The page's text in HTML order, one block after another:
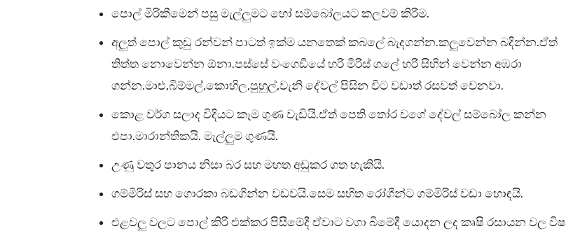
පොල් මිරිකීමෙන් පසු මැල්ලුමට හෝ සම්බෝලයට කලවම් කිරීම.
අලුත් පොල් කුඩු රන්වන් පාටත් ඉක්ම යනතෙක් කබලේ බැදගන්න.කලුවෙන්න බදින්න.ඒත්
තිත්ත නොවෙන්න ඕනා.පස්සේ වංගෙඩියේ හරි මිරිස් ගලේ හරි සිහින් වෙන්න අඹරා
ගන්න.මාළු,බිම්මල්,කොහිල,පුහුල්,වැනි දේවල් පිසින විට වඩාත් රසවත් වෙනවා.
කොළ වර්ග සලාද විදියට කෑම ගුණ වැඩියි.ඒත් පෙති තෝර වගේ දේවල් සම්බෝල කන්න
එපා.මාරාන්තිකයි. මැල්ලුම ගුණයි.
උණු වතුර පානය නිසා බර සහ මහත අඩුකර ගත හැකියි.
ගම්මිරිස් සහ ගොරකා බඩගින්න වඩවයි.සෙම සහිත රෝගීන්ට ගම්මිරිස් වඩා හොඳයි.
එළවලු වලට පොල් කිරි එක්කර පිසීමේදී ඒවාට වගා බිමේදී යොදන ලද කෘෂි රසායන වල විෂ